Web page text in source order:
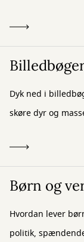
Dyk ned i
skøre dyr og
Børn og
Hvordan lever
politik,